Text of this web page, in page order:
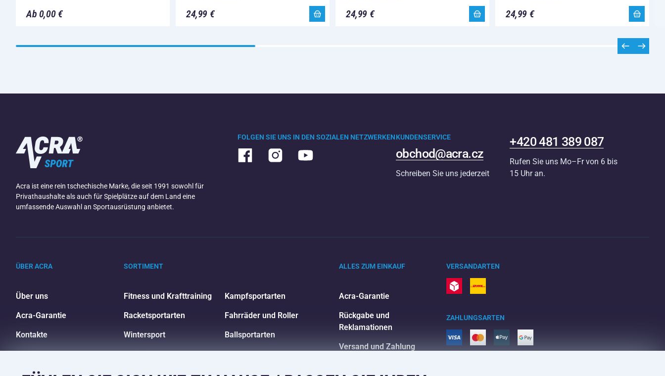
Ab 0,00 € 24,99 € 24,99 € 24,99 €
Acra ist eine rein tschechische Marke, die seit 1991 sowohl für
Privathaushalte als auch für Spielplätze auf dem Land eine
umfassende Auswahl an Sportausrüstung anbietet.
FOLGEN SIE UNS IN DEN SOZIALEN NETZWERKENKUNDENSERVICE
obchod@acra.cz
Schreiben Sie uns jederzeit
+420 481 389 087
Rufen Sie uns Mo–Fr von 6 bis
15 Uhr an.
ÜBER ACRA
Über uns
Acra-Garantie
Kontakte
Einkaufsratgeber
SORTIMENT
Fitness und Krafttraining
Racketsportarten
Wintersport
Camping und Wandern
Kampfsportarten
Fahrräder und Roller
Ballsportarten
Sportbekleidung und
ALLES ZUM EINKAUF
Acra-Garantie
Rückgabe und
Reklamationen
Versand und Zahlung
VERSANDARTEN
ZAHLUNGSARTEN